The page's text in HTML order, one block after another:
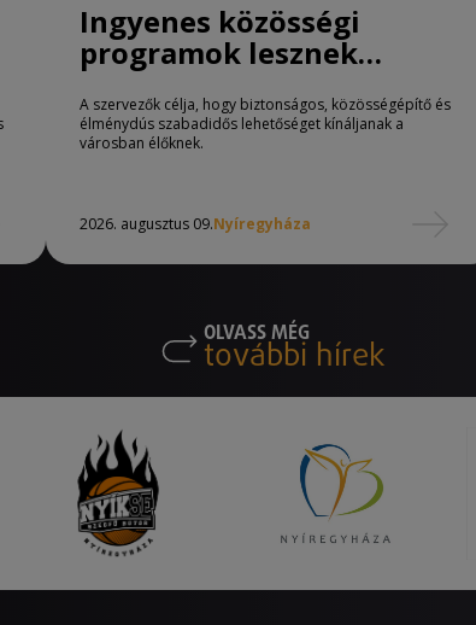
Ingyenes közösségi
programok lesznek
Nyíregyházán
A szervezők célja, hogy biztonságos, közösségépítő és
élménydús szabadidős lehetőséget kínáljanak a
városban élőknek.
2026. augusztus 09.Nyíregyháza
OLVASS MÉG
további hírek